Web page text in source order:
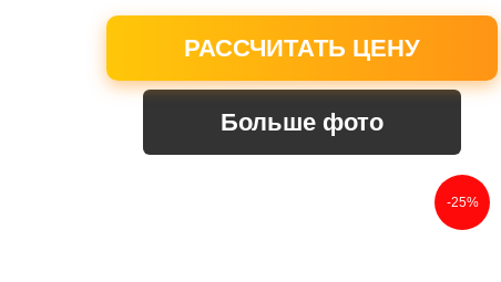
РАССЧИТАТЬ ЦЕНУ
Больше фото
-25%